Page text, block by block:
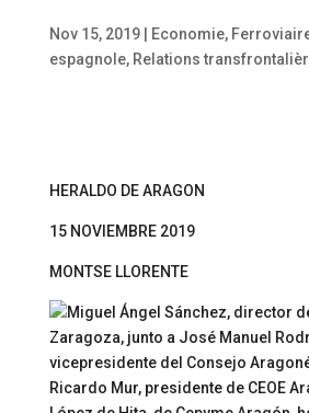
Nov 15, 2019| Economie,
espagnole, Relations
HERALDO DE ARAGON
15 NOVIEMBRE 2019
MONTSE LLORENTE